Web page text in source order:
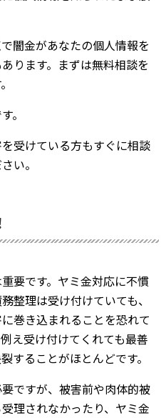
闇金があなたの個人情報を
ります。まずは無料相談を
。
受けている方もすぐに相談
い。
要です。ヤミ金対応に不慣
整理は受け付けていても、
巻き込まれることを恐れて
え受け付けてくれても最善
することがほとんどです。
ですが、被害前や肉体的被
理されなかったり、ヤミ金